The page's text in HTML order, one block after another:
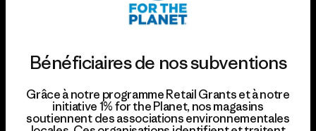
Bénéficiaires de nos subventions
Grâce à notre programme Retail Grants et à notre
initiative 1% for the Planet, nos magasins
soutiennent des associations environnementales